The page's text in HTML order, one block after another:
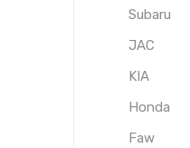
Subaru
JAC
KIA
Honda
Faw